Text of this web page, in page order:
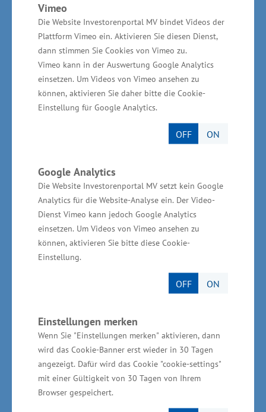
Vimeo
Die Website Investorenportal MV bindet Videos der
Plattform Vimeo ein. Aktivieren Sie diesen Dienst,
dann stimmen Sie Cookies von Vimeo zu.
Vimeo kann in der Auswertung Google Analytics
einsetzen. Um Videos von Vimeo ansehen zu
können, aktivieren Sie daher bitte die Cookie-
Einstellung für Google Analytics.
OFF ON
Google Analytics
Die Website Investorenportal MV setzt kein Google
Analytics für die Website-Analyse ein. Der Video-
Dienst Vimeo kann jedoch Google Analytics
einsetzen. Um Videos von Vimeo ansehen zu
können, aktivieren Sie bitte diese Cookie-
Einstellung.
OFF ON
Einstellungen merken
Wenn Sie "Einstellungen merken" aktivieren, dann
wird das Cookie-Banner erst wieder in 30 Tagen
angezeigt. Dafür wird das Cookie "cookie-settings"
mit einer Gültigkeit von 30 Tagen von Ihrem
Browser gespeichert.
Spezialguss aus Kupferlegierungen und
insbesondere die Konstruktion und die
Herstellung von Festpropellern und von
Verstellpropellerkomponenten für alle
Schiffsklassen und -größen, wie z. B.
Containerschiffe, Tankschiffe, Massengutfrachter
und Passagierschiffe. Daneben werden im
Schleudergussverfahren Halbzeuge wie
hergestellt und Kunden aus allen
Industriebereichen maßgeschneiderte
Lösungen für Spezialgussbauteile angeboten.
Das Unternehmen hat sich in den letzten Jahren
immer breiter aufgestellt und bietet nun auch
Propellerlösungen für Tanker, Kreuzfahrtschiffe,
Forschungsschiffe, U-Boote und Jachten an.
Nach eigenen Angaben setzt MMG mit dem
Antriebskonzept „5D-Propulsion“ neue
Maßstäbe im Bereich hocheffizienter
Propellerantriebe.